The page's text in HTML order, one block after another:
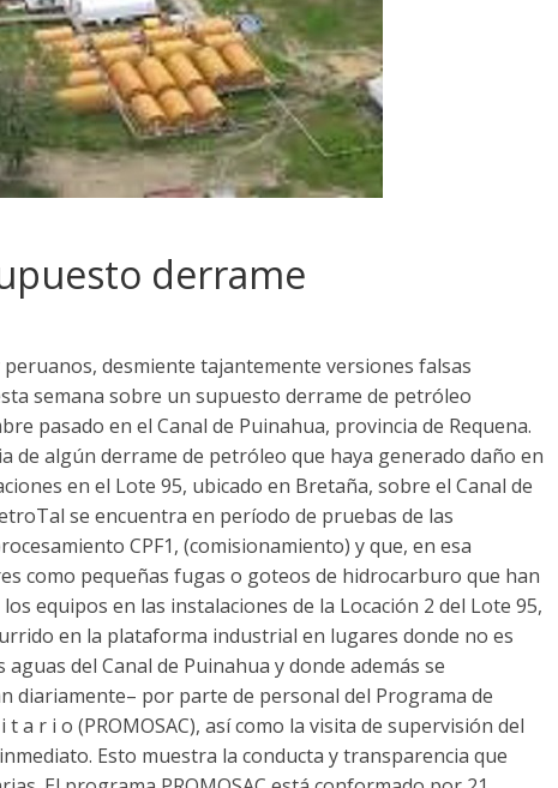
derrame
desmiente tajantemente versiones falsas
semana sobre un supuesto derrame de petróleo
pasado en el Canal de Puinahua, provincia de Requena.
de algún derrame de petróleo que haya generado daño en
en el Lote 95, ubicado en Bretaña, sobre el Canal de
se encuentra en período de pruebas de las
CPF1, (comisionamiento) y que, en esa
como pequeñas fugas o goteos de hidrocarburo que han
equipos en las instalaciones de la Locación 2 del Lote 95,
en la plataforma industrial en lugares donde no es
del Canal de Puinahua y donde además se
por parte de personal del Programa de
a r i o (PROMOSAC), así como la visita de supervisión del
Esto muestra la conducta y transparencia que